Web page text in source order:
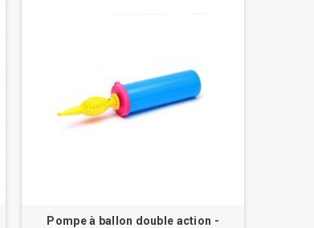
Pompe à ballon double action -